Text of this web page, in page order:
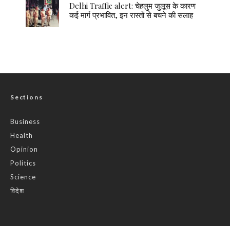
Delhi Traffic alert: चेहलुम जुलूस के कारण
कई मार्ग प्रभावित, इन रास्तों से बचने की सलाह
Sections
Business
Health
Opinion
Politics
Science
विदेश